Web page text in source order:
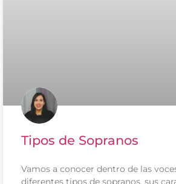
Tipos de Sopranos
Vamos a conocer dentro de las
diferentes tipos de sopranos, sus